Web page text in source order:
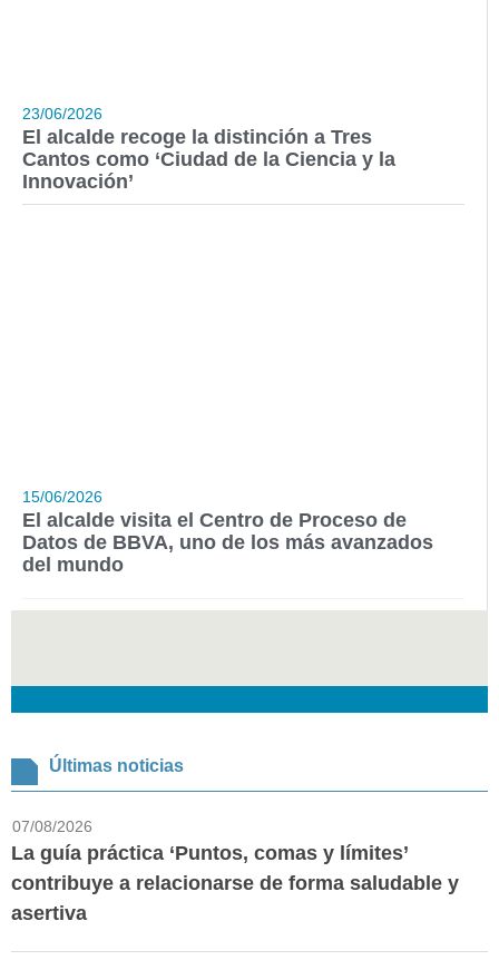
23/06/2026
El alcalde recoge la distinción a Tres
Cantos como ‘Ciudad de la Ciencia y la
Innovación’
15/06/2026
El alcalde visita el Centro de Proceso de
Datos de BBVA, uno de los más avanzados
del mundo
Últimas noticias
07/08/2026
La guía práctica ‘Puntos, comas y límites’
contribuye a relacionarse de forma saludable y
asertiva